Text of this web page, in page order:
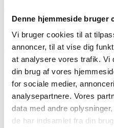
Denne hjemmeside bruger
Vi bruger cookies til at
annoncer, til at vise dig
at analysere vores trafik. Vi
din brug af vores
for sociale medier,
analysepartnere. Vores
data med andre
de har indsamlet fra din
Videregivelse af
I det omfang det er nødvendigt
personoplysninger blive
modtagere:
Der videregives
det er nødvendigt af
Der videregives
Psykolognævnet,
omfang, at der foreligger
lovgivning.
Du har som patient adgang